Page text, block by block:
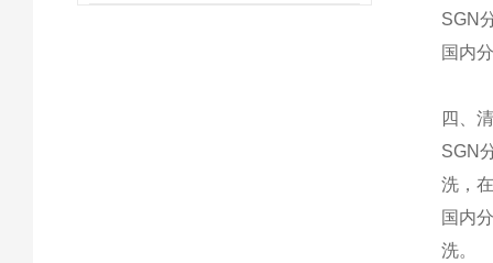
SGN
国内
四、
SGN
洗，
国内
洗。